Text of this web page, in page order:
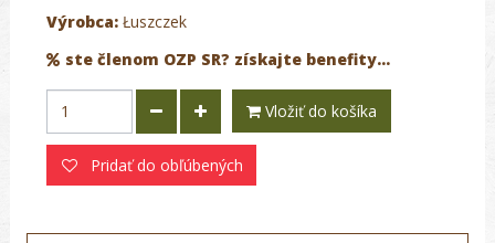
Výrobca: Łuszczek
ste členom OZP SR? získajte benefity...
Vložiť do košíka
Pridať do obľúbených